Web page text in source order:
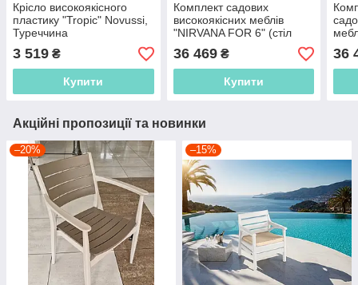
Крісло високоякісного
пластику "Tropic" Novussi,
Туреччина
3 519 ₴
Купити
Комплект садових
високоякісних меблів
"NIRVANA FOR 6" (стіл
90*150 + 6 крісла) Novussi,
Туреччина
36 469₴
Купити
36
Акційні пропозиції та новинки
–20% –15%